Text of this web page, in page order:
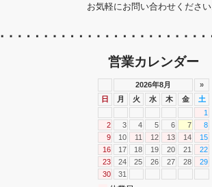
お気軽にお問い合わせください
営業カレンダー